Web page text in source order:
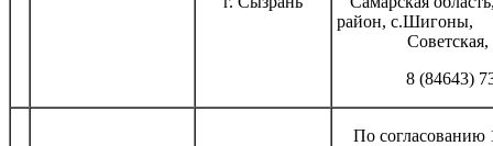
район,
8 (84643)
По согласованию